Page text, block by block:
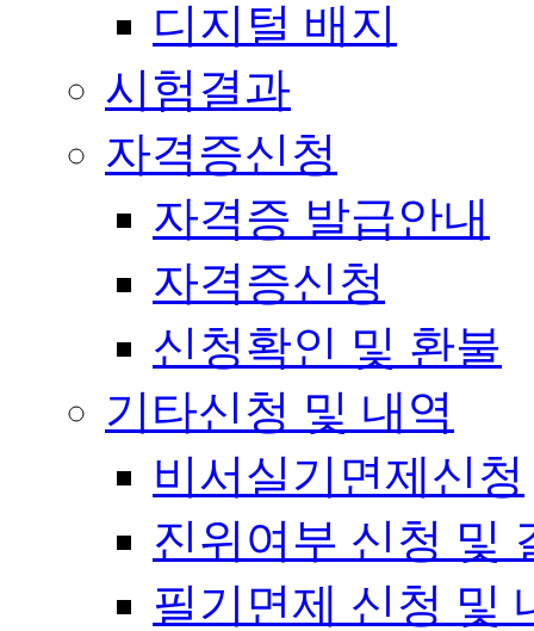
디지털 배지
시험결과
자격증신청
자격증 발급안내
자격증신청
신청확인 및 환불
기타신청 및 내역
비서실기면제신청
진위여부 신청 및
필기면제 신청 및